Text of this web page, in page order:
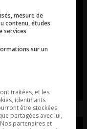
mesure de
contenu, études
services
sur un
traitées, et les
identifiants
être stockées
partagées avec lui,
partenaires et